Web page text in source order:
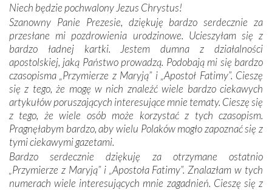
mieliśmy okazję przekonać się, że Maryja swoją opieką
otacza nie tylko nasz naród, lecz wszystkie nacje, które
się Jej ufnie oddają, a także każdą osobę, która zawierza
Jej siebie oraz swych bliskich.
Dzieje Portugalii to również historia wierności Bogu i
odstępstw, także w życiu władców. Trudne momenty w
wymiarze tak osobistym, jak i zbiorowym, przypominają o
konieczności ciągłego zabiegania o własną duszę i o łaskę
Opatrzności. Wierność przynosi pomyślność –
przynajmniej w życiu duchowym. Odstępstwo owocuje
nieszczęściem i śmiercią. Te uniwersalne prawdy
przychodziły na myśl, gdy słuchaliśmy opowieści
przewodników o portugalskich monarchach i wodzach,
Niech będzie pochwalony Jezus Chrystus!
Szanowny Panie Prezesie, dziękuję bardzo serdecznie za
przesłane mi pozdrowienia urodzinowe. Ucieszyłam się z
bardzo ładnej kartki. Jestem dumna z działalności
apostolskiej, jaką Państwo prowadzą. Podobają mi się bardzo
czasopisma „Przymierze z Maryją” i „Apostoł Fatimy”. Cieszę
się z tego, że mogę w nich znaleźć wiele bardzo ciekawych
artykułów poruszających interesujące mnie tematy. Cieszę się
z tego, że wiele osób może korzystać z tych czasopism.
Pragnęłabym bardzo, aby wielu Polaków mogło zapoznać się z
tymi ciekawymi gazetami.
Bardzo serdecznie dziękuję za otrzymane ostatnio
„Przymierze z Maryją” i „Apostoła Fatimy”. Znalazłam w tych
numerach wiele interesujących mnie zagadnień. Cieszę się z